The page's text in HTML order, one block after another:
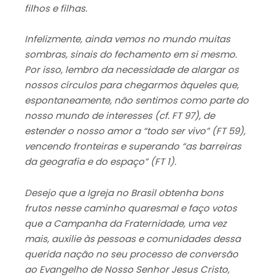
filhos e filhas.
Infelizmente, ainda vemos no mundo muitas
sombras, sinais do fechamento em si mesmo.
Por isso, lembro da necessidade de alargar os
nossos círculos para chegarmos àqueles que,
espontaneamente, não sentimos como parte do
nosso mundo de interesses (cf. FT 97), de
estender o nosso amor a “todo ser vivo” (FT 59),
vencendo fronteiras e superando “as barreiras
da geografia e do espaço” (FT 1).
Desejo que a Igreja no Brasil obtenha bons
frutos nesse caminho quaresmal e faço votos
que a Campanha da Fraternidade, uma vez
mais, auxilie às pessoas e comunidades dessa
querida nação no seu processo de conversão
ao Evangelho de Nosso Senhor Jesus Cristo,